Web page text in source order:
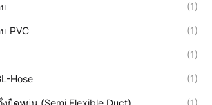
(1)
PVC (1)
(1)
Hose (1)
ยืดหยุ่น (Semi Flexible Duct) (1)